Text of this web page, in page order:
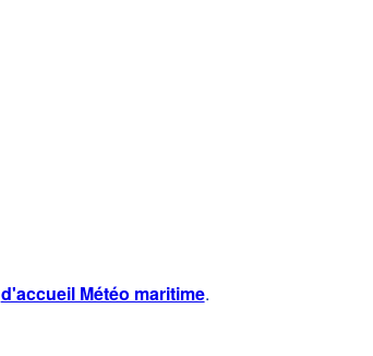
d'accueil Météo maritime.